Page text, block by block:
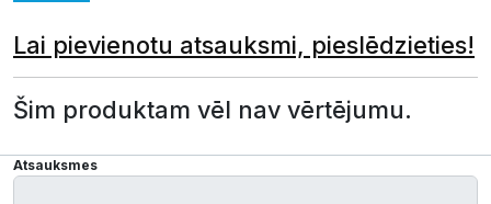
Lai pievienotu atsauksmi, pieslēdzieties!
Šim produktam vēl nav vērtējumu.
Atsauksmes